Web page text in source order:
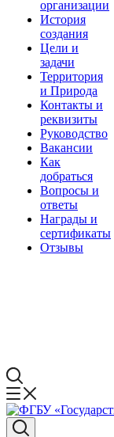
организации
История
создания
Цели и
задачи
Территория
и Природа
Контакты и
реквизиты
Руководство
Вакансии
Как
добраться
Вопросы и
ответы
Награды и
сертификаты
Отзывы